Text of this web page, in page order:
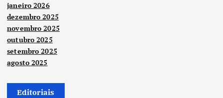
janeiro 2026
dezembro 2025
novembro 2025
outubro 2025
setembro 2025
agosto 2025
Editoriais